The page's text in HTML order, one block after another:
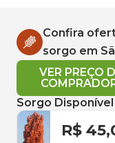
Confira
sorgo em
VER PREÇO
Sorgo Disponível
R$